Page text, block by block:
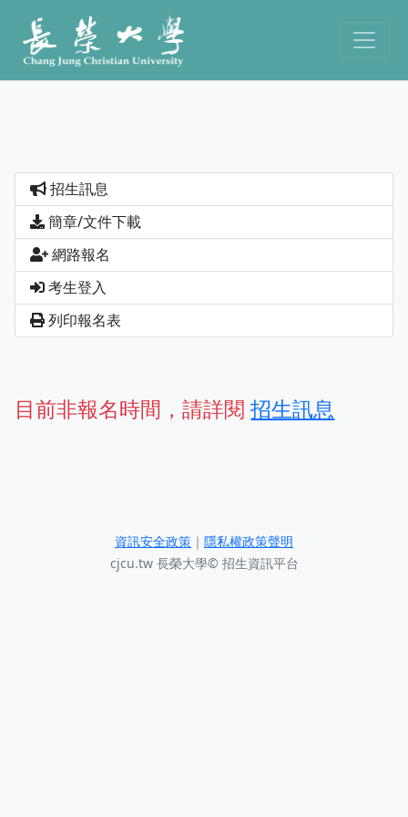
招生訊息
簡章/文件下載
網路報名
考生登入
列印報名表
目前非報名時間，請詳閱招生訊息
資訊安全政策 ｜ 隱私權政策聲明
cjcu.tw 長榮大學© 招生資訊平台